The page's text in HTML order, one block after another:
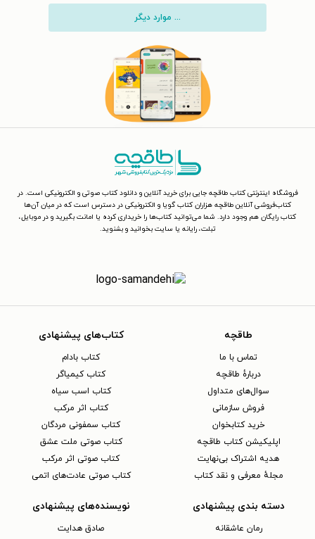
... موارد دیگر
فروشگاه اینترنتی کتاب طاقچه جایی برای خرید آنلاین و دانلود کتاب صوتی و الکترونیکی است. در
کتاب‌فروشی آنلاین طاقچه هزاران کتاب گویا و الکترونیکی در دسترس است که در میان آن‌ها
کتاب رایگان هم وجود دارد. شما می‌توانید کتاب‌ها را خریداری کرده یا امانت بگیرید و در موبایل،
تبلت، رایانه یا سایت بخوانید و بشنوید.
طاقچه
تماس با ما
دربارهٔ طاقچه
سوال‌های متداول
فروش سازمانی
خرید کتابخوان
اپلیکیشن کتاب طاقچه
هدیه اشتراک بی‌نهایت
مجلهٔ معرفی و نقد کتاب
کتاب‌های پیشنهادی
کتاب بادام
کتاب کیمیاگر
کتاب اسب سیاه
کتاب اثر مرکب
کتاب سمفونی مردگان
کتاب صوتی ملت عشق
کتاب صوتی اثر مرکب
کتاب صوتی عادت‌های اتمی
دسته بندی پیشنهادی
رمان عاشقانه
نویسنده‌های پیشنهادی
صادق هدایت